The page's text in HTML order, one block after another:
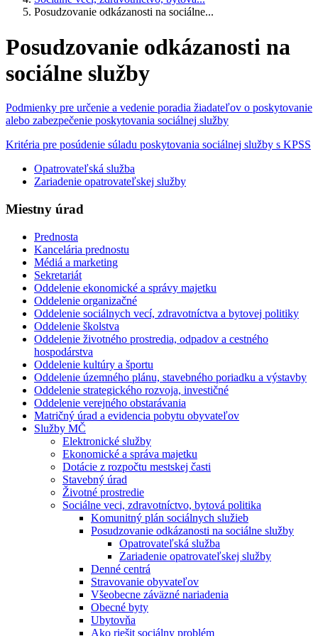
Posudzovanie odkázanosti na sociálne...
Posudzovanie odkázanosti na
sociálne služby
Podmienky pre určenie a vedenie poradia žiadateľov o poskytovanie
alebo zabezpečenie poskytovania sociálnej služby
Kritéria pre posúdenie súladu poskytovania sociálnej služby s KPSS
Opatrovateľská služba
Zariadenie opatrovateľskej služby
Miestny úrad
Prednosta
Kancelária prednostu
Médiá a marketing
Sekretariát
Oddelenie ekonomické a správy majetku
Oddelenie organizačné
Oddelenie sociálnych vecí, zdravotníctva a bytovej politiky
Oddelenie školstva
Oddelenie životného prostredia, odpadov a cestného
hospodárstva
Oddelenie kultúry a športu
Oddelenie územného plánu, stavebného poriadku a výstavby
Oddelenie strategického rozvoja, investičné
Oddelenie verejného obstarávania
Matričný úrad a evidencia pobytu obyvateľov
Služby MČ
Elektronické služby
Ekonomické a správa majetku
Dotácie z rozpočtu mestskej časti
Stavebný úrad
Životné prostredie
Sociálne veci, zdravotníctvo, bytová politika
Komunitný plán sociálnych služieb
Posudzovanie odkázanosti na sociálne služby
Opatrovateľská služba
Zariadenie opatrovateľskej služby
Denné centrá
Stravovanie obyvateľov
Všeobecne záväzné nariadenia
Obecné byty
Ubytovňa
Ako riešit sociálny problém